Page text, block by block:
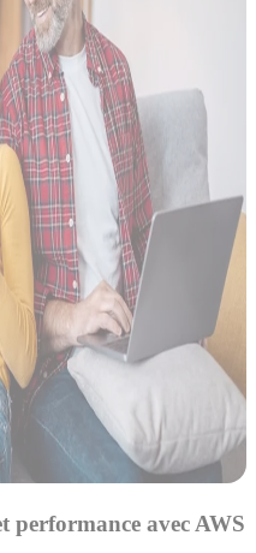
performance avec AWS